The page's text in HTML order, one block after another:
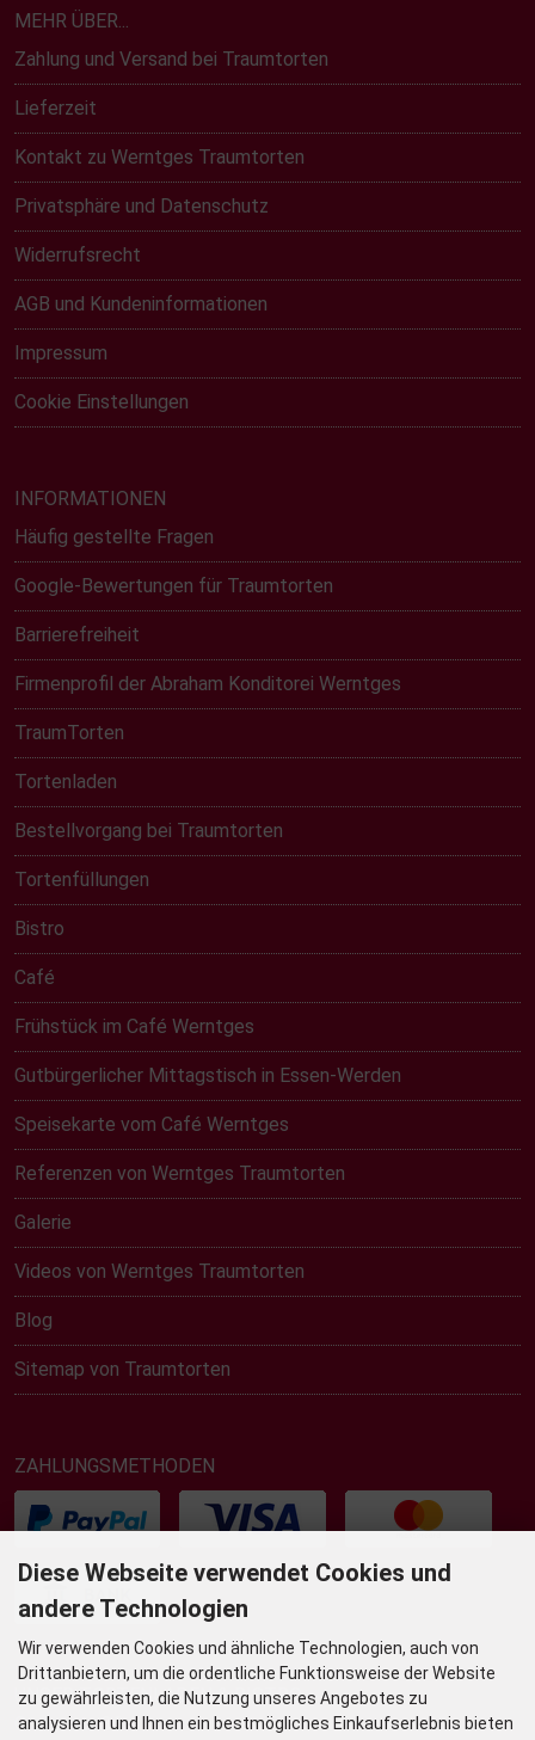
MEHR ÜBER...
Zahlung und Versand bei Traumtorten
Lieferzeit
Kontakt zu Werntges Traumtorten
Privatsphäre und Datenschutz
Widerrufsrecht
AGB und Kundeninformationen
Impressum
Cookie Einstellungen
INFORMATIONEN
Häufig gestellte Fragen
Google-Bewertungen für Traumtorten
Barrierefreiheit
Firmenprofil der Abraham Konditorei Werntges
TraumTorten
Tortenladen
Bestellvorgang bei Traumtorten
Tortenfüllungen
Bistro
Café
Frühstück im Café Werntges
Gutbürgerlicher Mittagstisch in Essen-Werden
Speisekarte vom Café Werntges
Referenzen von Werntges Traumtorten
Galerie
Videos von Werntges Traumtorten
Blog
Sitemap von Traumtorten
ZAHLUNGSMETHODEN
UNSER TORTENLADEN & BISTRO
Grafenstr. 36
Diese Webseite verwendet Cookies und
andere Technologien
Wir verwenden Cookies und ähnliche Technologien, auch von
Drittanbietern, um die ordentliche Funktionsweise der Website
zu gewährleisten, die Nutzung unseres Angebotes zu
analysieren und Ihnen ein bestmögliches Einkaufserlebnis bieten